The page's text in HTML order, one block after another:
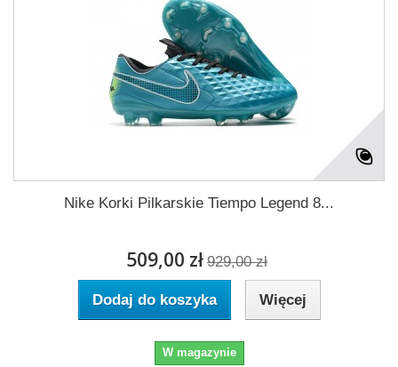
Nike Korki Pilkarskie Tiempo Legend 8...
509,00 zł 929,00 zł
Dodaj do koszyka Więcej
W magazynie